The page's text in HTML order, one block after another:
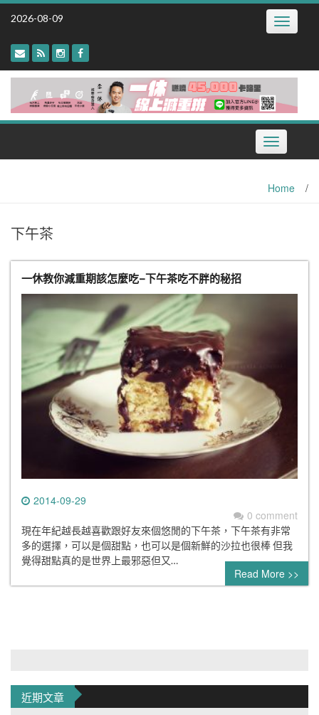
Skip
2026-08-09 Toggle
Toggle
navigation
Home /
下午茶
一休教你減重期該怎麼吃–下午茶吃不胖的秘招
2014-09-29
0 comment
現在年紀越長越喜歡跟好友來個悠閒的下午茶，下午茶有非常
多的選擇，可以是個甜點，也可以是個新鮮的沙拉也很棒 但我
覺得甜點真的是世界上最邪惡但又…
Read More >>
近期文章